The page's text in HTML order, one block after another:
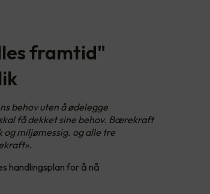
framtid"
behov uten å ødelegge
få dekket sine behov. Bærekraft
miljømessig. og alle tre
handlingsplan for å nå